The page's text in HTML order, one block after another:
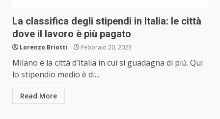
La classifica degli stipendi in Italia: le città
dove il lavoro è più pagato
Lorenzo Briotti Febbraio 20, 2023
Milano è la città d’Italia in cui si guadagna di più. Qui
lo stipendio medio è di...
Read More